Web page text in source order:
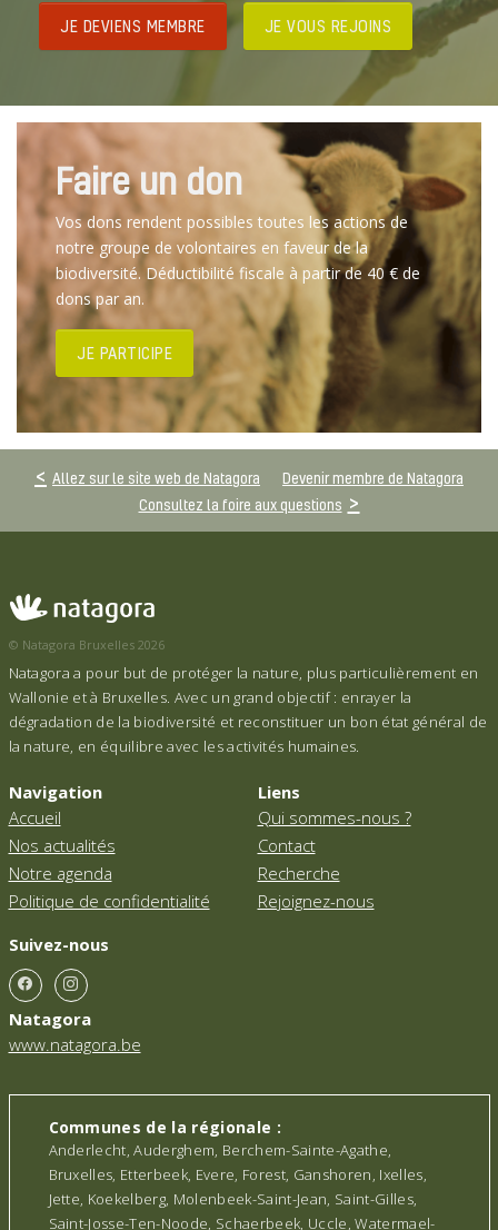
JE DEVIENS MEMBRE JE VOUS REJOINS
Faire un don
Vos dons rendent possibles toutes les actions de
notre groupe de volontaires en faveur de la
biodiversité. Déductibilité fiscale à partir de 40 € de
dons par an.
JE PARTICIPE
Allez sur le site web de Natagora
Devenir membre de Natagora
Consultez la foire aux questions
© Natagora Bruxelles 2026
Natagora a pour but de protéger la nature, plus particulièrement en
Wallonie et à Bruxelles. Avec un grand objectif : enrayer la
dégradation de la biodiversité et reconstituer un bon état général de
la nature, en équilibre avec les activités humaines.
Navigation
Accueil
Nos actualités
Notre agenda
Politique de confidentialité
Liens
Qui sommes-nous ?
Contact
Recherche
Rejoignez-nous
Suivez-nous
Natagora
www.natagora.be
Communes de la régionale :
Anderlecht, Auderghem, Berchem-Sainte-Agathe,
Bruxelles, Etterbeek, Evere, Forest, Ganshoren, Ixelles,
Jette, Koekelberg, Molenbeek-Saint-Jean, Saint-Gilles,
Saint-Josse-Ten-Noode, Schaerbeek, Uccle, Watermael-